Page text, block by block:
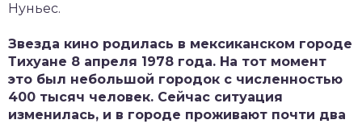
Нуньес.
Звезда кино родилась в мексиканском городе
Тихуане 8 апреля 1978 года. На тот момент
это был небольшой городок с численностью
400 тысяч человек. Сейчас ситуация
изменилась, и в городе проживают почти два